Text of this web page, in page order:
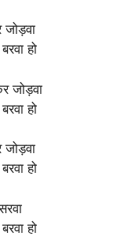
जोड़वा
हो
जोड़वा
हो
हो
हो